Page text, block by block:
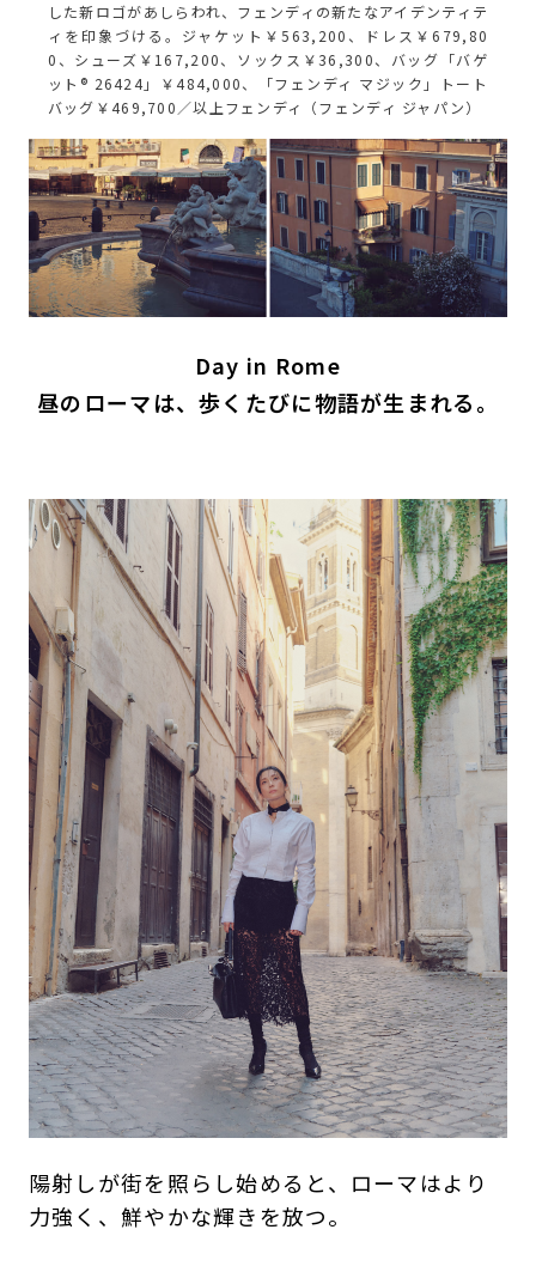
した新ロゴがあしらわれ、フェンディの新たなアイデンティテ
ィを印象づける。ジャケット￥563,200、ドレス￥679,80
0、シューズ￥167,200、ソックス￥36,300、バッグ「バゲ
ット® 26424」￥484,000、「フェンディ マジック」トート
バッグ￥469,700／以上フェンディ（フェンディ ジャパン）
Day in Rome
昼のローマは、歩くたびに物語が生まれる。
陽射しが街を照らし始めると、ローマはより
力強く、鮮やかな輝きを放つ。